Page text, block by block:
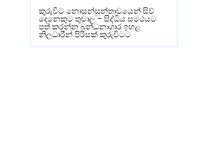
කුරුවිට නොසන්සුන්තාවයෙන් සිව්
දෙනෙකුට තුවාල – සිද්ධිය සමථයට
පත් කරන්න බන්ධනාගාර ඉහළ
නිලධාරීන් පිරිසක් කුරුවිටට